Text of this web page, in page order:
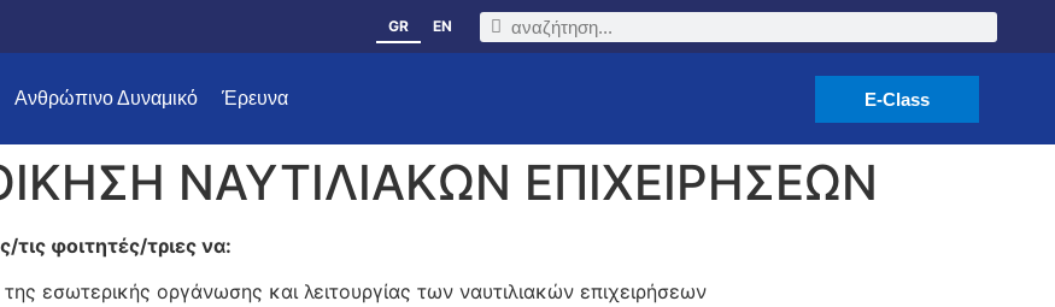
GR EN
Ανθρώπινο Δυναμικό Έρευνα E-Class
ΝΑΥΤΙΛΙΑΚΩΝ ΕΠΙΧΕΙΡΗΣΕΩΝ
φοιτητές/τριες να:
εσωτερικής οργάνωσης και λειτουργίας των ναυτιλιακών επιχειρήσεων